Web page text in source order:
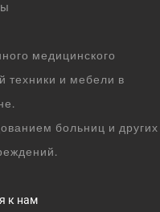
медицинского
техники и мебели в
больниц и других
к нам